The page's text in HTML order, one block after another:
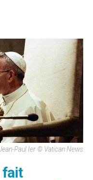
Paul Ier © Vatican News
fait